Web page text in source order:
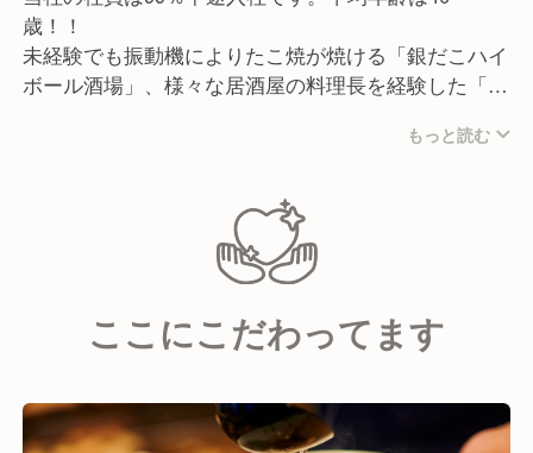
歳！！
未経験でも振動機によりたこ焼が焼ける「銀だこハイ
ボール酒場」、様々な居酒屋の料理長を経験した「お
処」「日本再生酒場」など色々な経験者が在籍！色々
もっと読む
ここにこだわってます